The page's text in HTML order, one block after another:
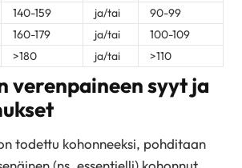
140-159 ja/tai
90-99
160-179 ja/tai
100-109
>180 ja/tai >110
verenpaineen syyt ja
todettu kohonneeksi, pohditaan